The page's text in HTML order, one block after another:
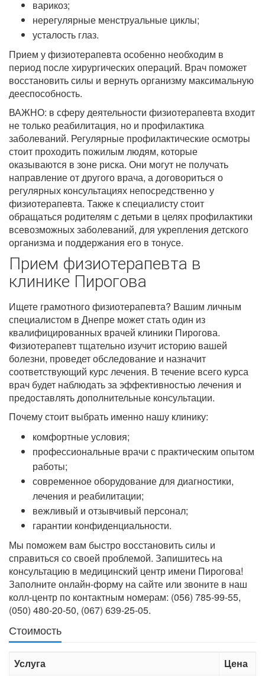
варикоз;
нерегулярные менструальные циклы;
усталость глаз.
Прием у физиотерапевта особенно необходим в
период после хирургических операций. Врач поможет
восстановить силы и вернуть организму максимальную
дееспособность.
ВАЖНО: в сферу деятельности физиотерапевта входит
не только реабилитация, но и профилактика
заболеваний. Регулярные профилактические осмотры
стоит проходить пожилым людям, которые
оказываются в зоне риска. Они могут не получать
направление от другого врача, а договориться о
регулярных консультациях непосредственно у
физиотерапевта. Также к специалисту стоит
обращаться родителям с детьми в целях профилактики
всевозможных заболеваний, для укрепления детского
организма и поддержания его в тонусе.
Прием физиотерапевта в
клинике Пирогова
Ищете грамотного физиотерапевта? Вашим личным
специалистом в Днепре может стать один из
квалифицированных врачей клиники Пирогова.
Физиотерапевт тщательно изучит историю вашей
болезни, проведет обследование и назначит
соответствующий курс лечения. В течение всего курса
врач будет наблюдать за эффективностью лечения и
предоставлять дополнительные консультации.
Почему стоит выбрать именно нашу клинику:
комфортные условия;
профессиональные врачи с практическим опытом
работы;
современное оборудование для диагностики,
лечения и реабилитации;
вежливый и отзывчивый персонал;
гарантии конфиденциальности.
Мы поможем вам быстро восстановить силы и
справиться со своей проблемой. Запишитесь на
консультацию в медицинский центр имени Пирогова!
Заполните онлайн-форму на сайте или звоните в наш
колл-центр по контактным номерам: (056) 785-99-55,
(050) 480-20-50, (067) 639-25-05.
Стоимость
Услуга
Цена